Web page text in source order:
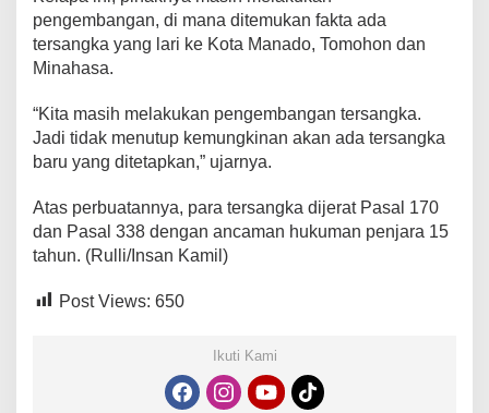
pengembangan, di mana ditemukan fakta ada
tersangka yang lari ke Kota Manado, Tomohon dan
Minahasa.
“Kita masih melakukan pengembangan tersangka.
Jadi tidak menutup kemungkinan akan ada tersangka
baru yang ditetapkan,” ujarnya.
Atas perbuatannya, para tersangka dijerat Pasal 170
dan Pasal 338 dengan ancaman hukuman penjara 15
tahun. (Rulli/Insan Kamil)
Post Views: 650
Ikuti Kami